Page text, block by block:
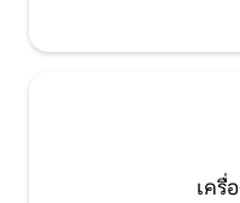
เครื่